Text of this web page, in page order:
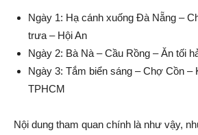
Ngày 1: Hạ cánh xuống Đà Nẵng –
trưa – Hội An
Ngày 2: Bà Nà – Cầu Rồng – Ăn tối
Ngày 3: Tắm biển sáng – Chợ Cồn –
TPHCM
Nội dung tham quan chính là như vậy,